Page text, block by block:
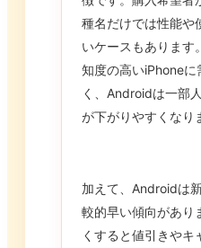
種名だけでは性能や
いケースもあります
知度の高いiPhoneに
く、Androidは一部
が下がりやすくなり
加えて、Androidは
較的早い傾向があり
くすると値引きや